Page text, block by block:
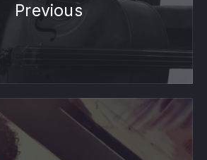
Previous